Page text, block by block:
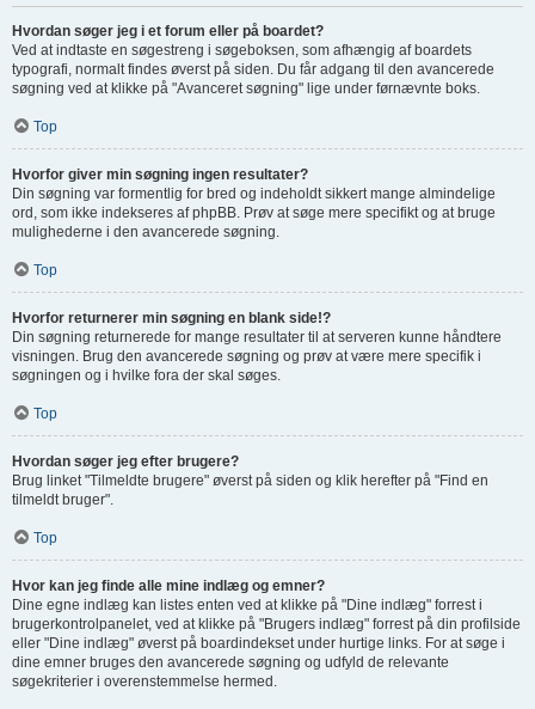
Hvordan søger jeg i et forum eller på boardet?
Ved at indtaste en søgestreng i søgeboksen, som afhængig af boardets
typografi, normalt findes øverst på siden. Du får adgang til den avancerede
søgning ved at klikke på "Avanceret søgning" lige under førnævnte boks.
Top
Hvorfor giver min søgning ingen resultater?
Din søgning var formentlig for bred og indeholdt sikkert mange almindelige
ord, som ikke indekseres af phpBB. Prøv at søge mere specifikt og at bruge
mulighederne i den avancerede søgning.
Top
Hvorfor returnerer min søgning en blank side!?
Din søgning returnerede for mange resultater til at serveren kunne håndtere
visningen. Brug den avancerede søgning og prøv at være mere specifik i
søgningen og i hvilke fora der skal søges.
Top
Hvordan søger jeg efter brugere?
Brug linket "Tilmeldte brugere" øverst på siden og klik herefter på "Find en
tilmeldt bruger".
Top
Hvor kan jeg finde alle mine indlæg og emner?
Dine egne indlæg kan listes enten ved at klikke på "Dine indlæg" forrest i
brugerkontrolpanelet, ved at klikke på "Brugers indlæg" forrest på din profilside
eller "Dine indlæg" øverst på boardindekset under hurtige links. For at søge i
dine emner bruges den avancerede søgning og udfyld de relevante
søgekriterier i overenstemmelse hermed.